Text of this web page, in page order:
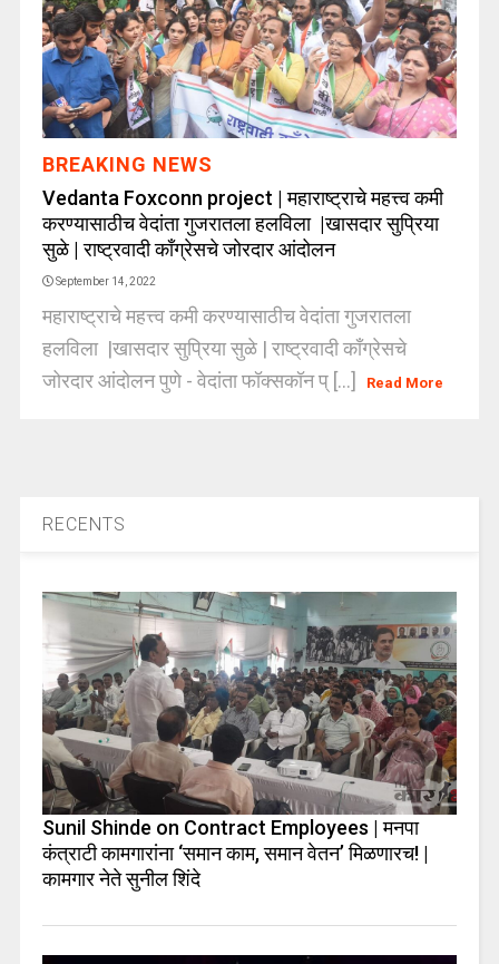
BREAKING NEWS
Vedanta Foxconn project | महाराष्ट्राचे महत्त्व कमी
करण्यासाठीच वेदांता गुजरातला हलविला |खासदार सुप्रिया
सुळे | राष्ट्रवादी काँग्रेसचे जोरदार आंदोलन
September 14, 2022
महाराष्ट्राचे महत्त्व कमी करण्यासाठीच वेदांता गुजरातला
हलविला |खासदार सुप्रिया सुळे | राष्ट्रवादी काँग्रेसचे
जोरदार आंदोलन पुणे - वेदांता फॉक्सकॉन प् [...]
Read More
RECENTS
Sunil Shinde on Contract Employees | मनपा
कंत्राटी कामगारांना ‘समान काम, समान वेतन’ मिळणारच! |
कामगार नेते सुनील शिंदे